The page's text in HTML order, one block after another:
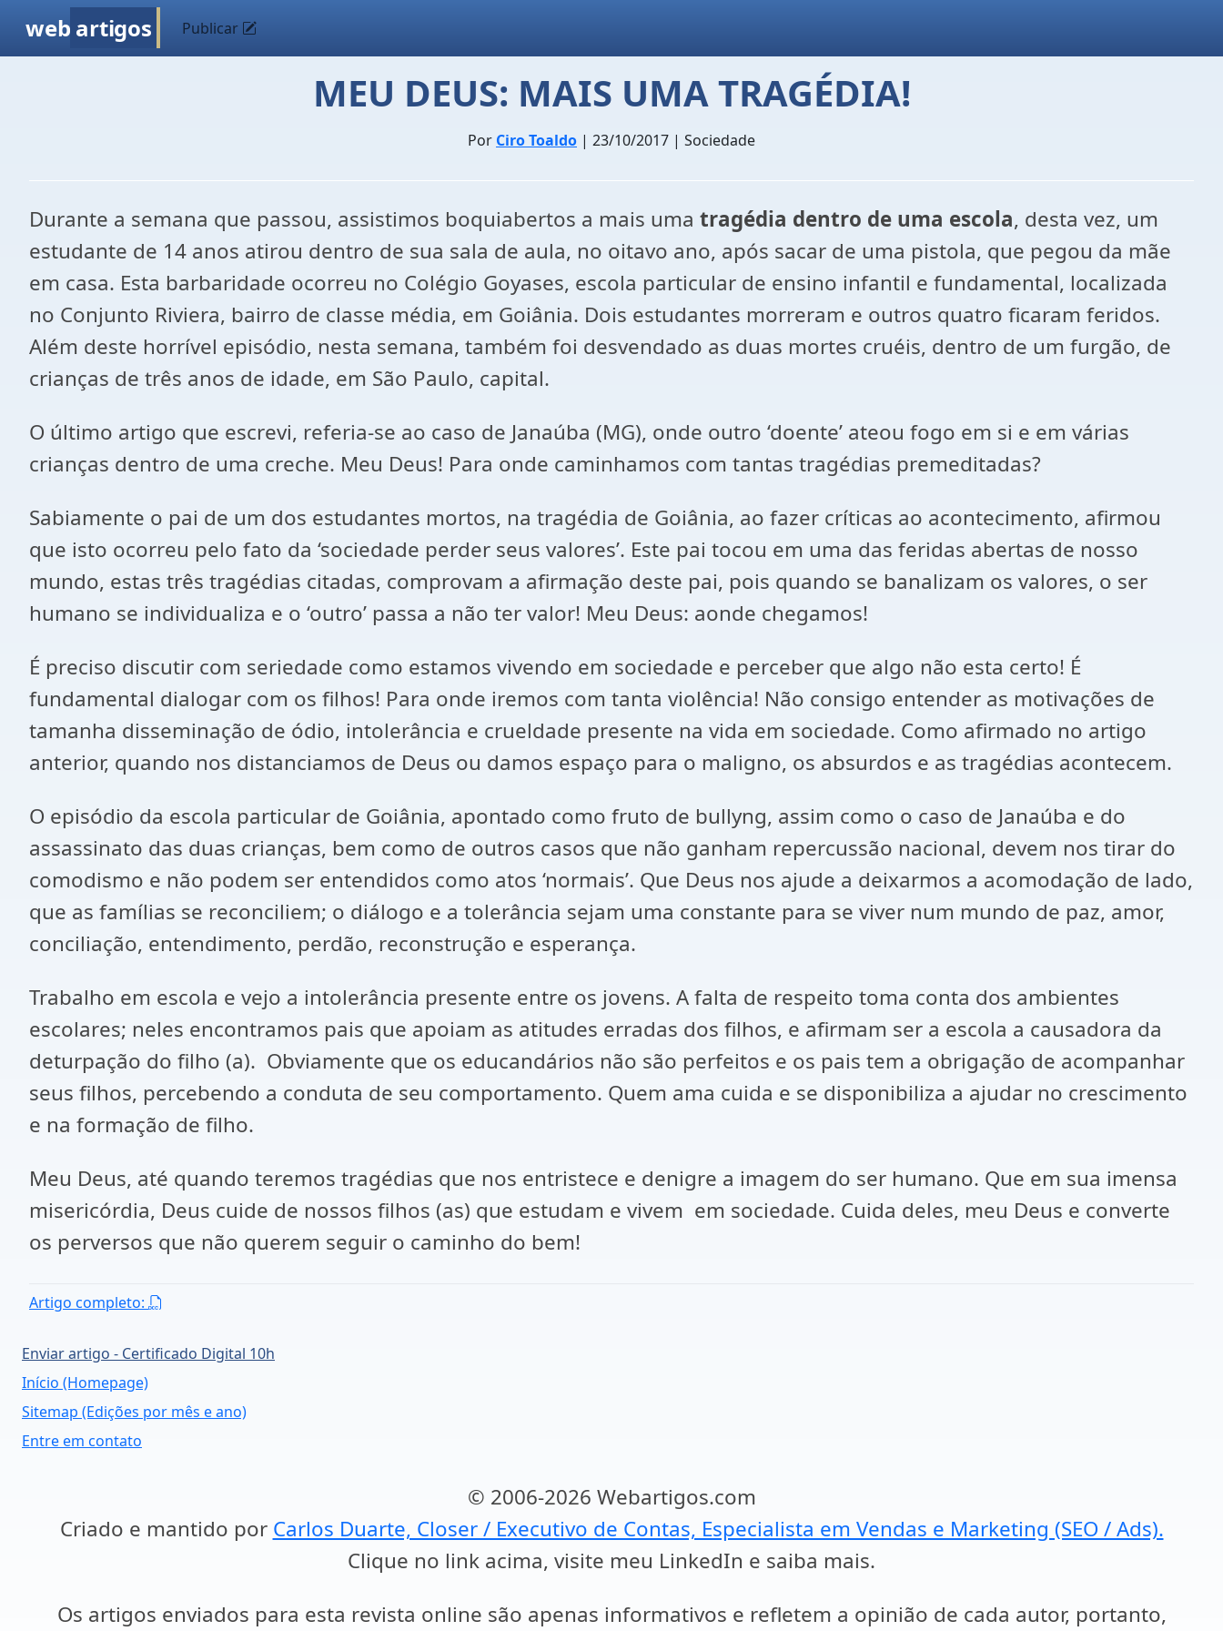
web artigos Publicar
MEU DEUS: MAIS UMA TRAGÉDIA!
Por Ciro Toaldo | 23/10/2017 | Sociedade
Durante a semana que passou, assistimos boquiabertos a mais uma tragédia dentro de uma escola, desta vez, um
estudante de 14 anos atirou dentro de sua sala de aula, no oitavo ano, após sacar de uma pistola, que pegou da mãe
em casa. Esta barbaridade ocorreu no Colégio Goyases, escola particular de ensino infantil e fundamental, localizada
no Conjunto Riviera, bairro de classe média, em Goiânia. Dois estudantes morreram e outros quatro ficaram feridos.
Além deste horrível episódio, nesta semana, também foi desvendado as duas mortes cruéis, dentro de um furgão, de
crianças de três anos de idade, em São Paulo, capital.
O último artigo que escrevi, referia-se ao caso de Janaúba (MG), onde outro ‘doente’ ateou fogo em si e em várias
crianças dentro de uma creche. Meu Deus! Para onde caminhamos com tantas tragédias premeditadas?
Sabiamente o pai de um dos estudantes mortos, na tragédia de Goiânia, ao fazer críticas ao acontecimento, afirmou
que isto ocorreu pelo fato da ‘sociedade perder seus valores’. Este pai tocou em uma das feridas abertas de nosso
mundo, estas três tragédias citadas, comprovam a afirmação deste pai, pois quando se banalizam os valores, o ser
humano se individualiza e o ‘outro’ passa a não ter valor! Meu Deus: aonde chegamos!
É preciso discutir com seriedade como estamos vivendo em sociedade e perceber que algo não esta certo! É
fundamental dialogar com os filhos! Para onde iremos com tanta violência! Não consigo entender as motivações de
tamanha disseminação de ódio, intolerância e crueldade presente na vida em sociedade. Como afirmado no artigo
anterior, quando nos distanciamos de Deus ou damos espaço para o maligno, os absurdos e as tragédias acontecem.
O episódio da escola particular de Goiânia, apontado como fruto de bullyng, assim como o caso de Janaúba e do
assassinato das duas crianças, bem como de outros casos que não ganham repercussão nacional, devem nos tirar do
comodismo e não podem ser entendidos como atos ‘normais’. Que Deus nos ajude a deixarmos a acomodação de lado,
que as famílias se reconciliem; o diálogo e a tolerância sejam uma constante para se viver num mundo de paz, amor,
conciliação, entendimento, perdão, reconstrução e esperança.
Trabalho em escola e vejo a intolerância presente entre os jovens. A falta de respeito toma conta dos ambientes
escolares; neles encontramos pais que apoiam as atitudes erradas dos filhos, e afirmam ser a escola a causadora da
deturpação do filho (a). Obviamente que os educandários não são perfeitos e os pais tem a obrigação de acompanhar
seus filhos, percebendo a conduta de seu comportamento. Quem ama cuida e se disponibiliza a ajudar no crescimento
e na formação de filho.
Meu Deus, até quando teremos tragédias que nos entristece e denigre a imagem do ser humano. Que em sua imensa
misericórdia, Deus cuide de nossos filhos (as) que estudam e vivem em sociedade. Cuida deles, meu Deus e converte
os perversos que não querem seguir o caminho do bem!
Artigo completo:
Enviar artigo - Certificado Digital 10h
Início (Homepage)
Sitemap (Edições por mês e ano)
Entre em contato
© 2006-2026 Webartigos.com
Criado e mantido por Carlos Duarte, Closer / Executivo de Contas, Especialista em Vendas e Marketing (SEO / Ads).
Clique no link acima, visite meu LinkedIn e saiba mais.
Os artigos enviados para esta revista online são apenas informativos e refletem a opinião de cada autor, portanto,